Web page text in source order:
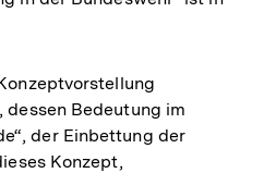
dessen Bedeutung im
der Einbettung der
Konzept,